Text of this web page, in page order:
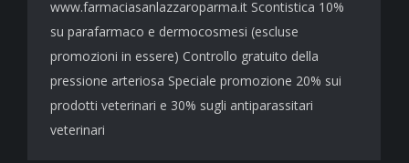
www.farmaciasanlazzaroparma.it Scontistica 10%
su parafarmaco e dermocosmesi (escluse
promozioni in essere) Controllo gratuito della
pressione arteriosa Speciale promozione 20% sui
prodotti veterinari e 30% sugli antiparassitari
veterinari